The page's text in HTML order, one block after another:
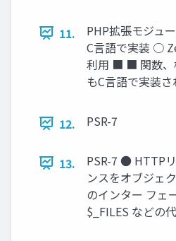
11.
PHP拡張モジュ
C言語で実装 ○
利用 ■ ■ 関数、
もC言語で実装さ
12. PSR-7
13.
PSR-7 ● HTTP
ンスをオブジェ
のインター フェ
$_FILES などの